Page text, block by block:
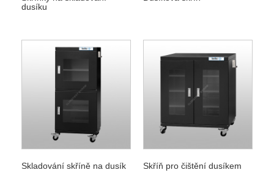
dusíku
Skladování skříně na dusík Skříň pro čištění dusíkem